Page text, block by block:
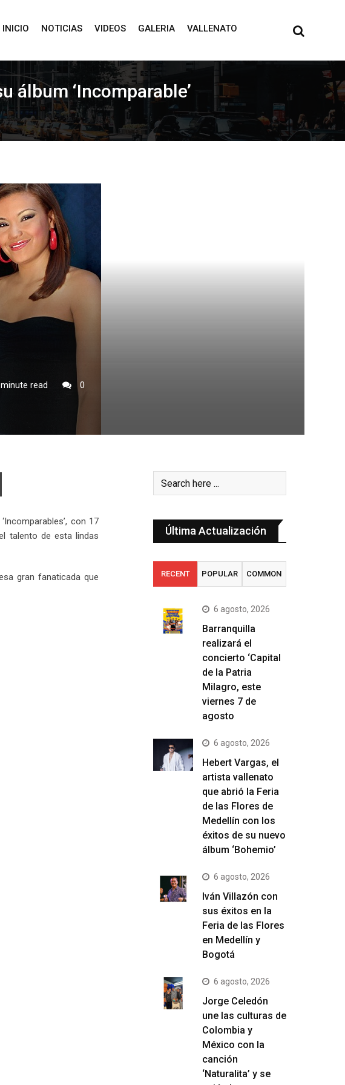
INICIO NOTICIAS VIDEOS GALERIA VALLENATO
álbum ‘Incomparable’
read 0
con 17
talento de esta lindas
gran fanaticada que
Última Actualización
RECENT POPULAR COMMON
6 agosto, 2026
Barranquilla
realizará el
concierto ‘Capital
de la Patria
Milagro, este
viernes 7 de
agosto
6 agosto, 2026
Hebert Vargas, el
artista vallenato
que abrió la Feria
de las Flores de
Medellín con los
éxitos de su nuevo
álbum ‘Bohemio’
6 agosto, 2026
Iván Villazón con
sus éxitos en la
Feria de las Flores
en Medellín y
Bogotá
6 agosto, 2026
Jorge Celedón
une las culturas de
Colombia y
México con la
canción
‘Naturalita’ y se